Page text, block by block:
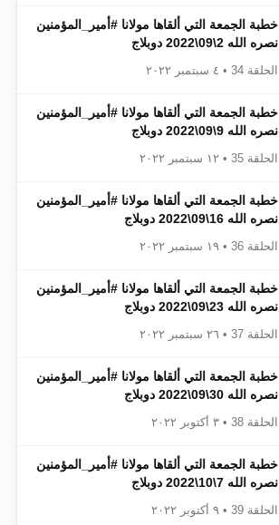
خطبة الجمعة التي ألقاها مولانا #أمير_المؤمنين​​​​​​
نصره الله 2\09\2022 دوبلاج
الحلقة 34 • ٤ سبتمبر ٢٠٢٢
خطبة الجمعة التي ألقاها مولانا #أمير_المؤمنين​​​​​​
نصره الله 9\09\2022 دوبلاج
الحلقة 35 • ١٢ سبتمبر ٢٠٢٢
خطبة الجمعة التي ألقاها مولانا #أمير_المؤمنين​​​​​​
نصره الله 16\09\2022 دوبلاج
الحلقة 36 • ١٩ سبتمبر ٢٠٢٢
خطبة الجمعة التي ألقاها مولانا #أمير_المؤمنين​​​​​​
نصره الله 23\09\2022 دوبلاج
الحلقة 37 • ٢٦ سبتمبر ٢٠٢٢
خطبة الجمعة التي ألقاها مولانا #أمير_المؤمنين​​​​​​
نصره الله 30\09\2022 دوبلاج
الحلقة 38 • ٣ أكتوبر ٢٠٢٢
خطبة الجمعة التي ألقاها مولانا #أمير_المؤمنين​​​​​​
نصره الله 7\10\2022 دوبلاج
الحلقة 39 • ٩ أكتوبر ٢٠٢٢